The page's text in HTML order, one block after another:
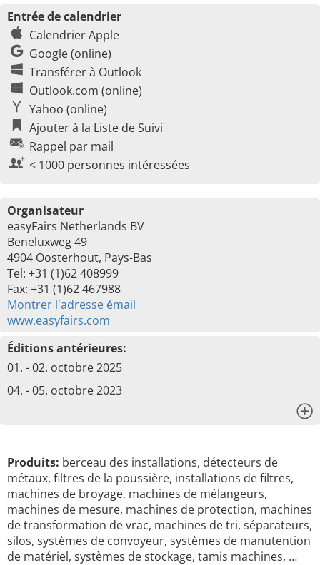
Entrée de calendrier
Calendrier Apple
Google (online)
Transférer à Outlook
Outlook.com (online)
Yahoo (online)
Ajouter à la Liste de Suivi
Rappel par mail
< 1000 personnes intéressées
Organisateur
easyFairs Netherlands BV
Beneluxweg 49
4904 Oosterhout, Pays-Bas
Tel: +31 (1)62 408999
Fax: +31 (1)62 467988
Montrer l'adresse émail
www.easyfairs.com
Éditions antérieures:
01. - 02. octobre 2025
04. - 05. octobre 2023
Produits: berceau des installations, détecteurs de
métaux, filtres de la poussière, installations de filtres,
machines de broyage, machines de mélangeurs,
machines de mesure, machines de protection, machines
de transformation de vrac, machines de tri, séparateurs,
silos, systèmes de convoyeur, systèmes de manutention
de matériel, systèmes de stockage, tamis machines, …